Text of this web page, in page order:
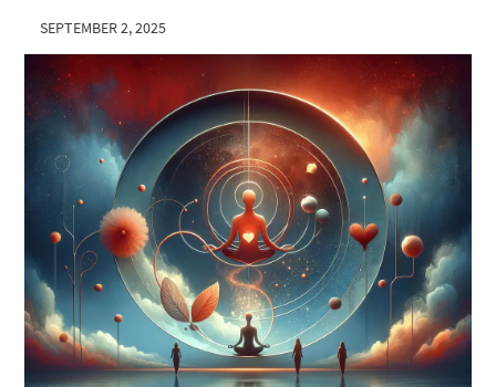
SEPTEMBER 2, 2025